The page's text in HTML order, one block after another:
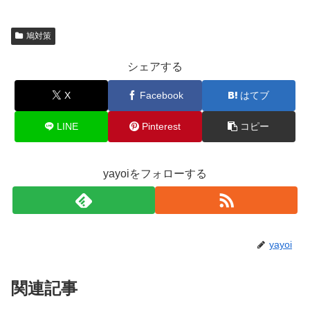
鳩対策
シェアする
X Facebook はてブ
LINE Pinterest コピー
yayoiをフォローする
yayoi
関連記事